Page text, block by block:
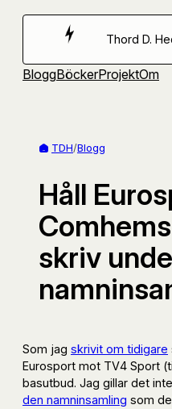
Hoppa
Thord D.
BloggBöckerProjektOm
TDH/Blogg
Håll
skriv
Som jag skrivit om tidigare
Eurosport mot TV4 Sport
basutbud. Jag gillar det
den namninsamling som